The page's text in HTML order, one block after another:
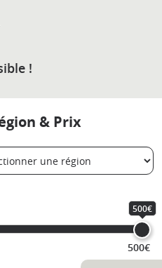
!
& Prix
500€
500€